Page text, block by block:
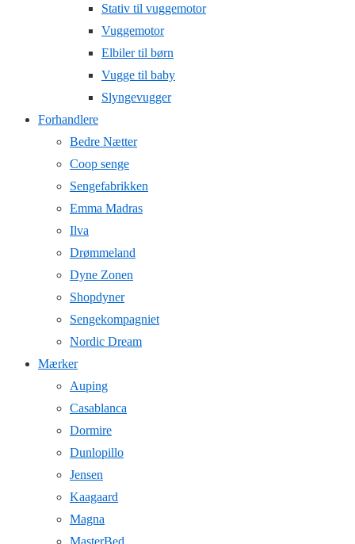
Stativ til vuggemotor
Vuggemotor
Elbiler til børn
Vugge til baby
Slyngevugger
Forhandlere
Bedre Nætter
Coop senge
Sengefabrikken
Emma Madras
Ilva
Drømmeland
Dyne Zonen
Shopdyner
Sengekompagniet
Nordic Dream
Mærker
Auping
Casablanca
Dormire
Dunlopillo
Jensen
Kaagaard
Magna
MasterBed